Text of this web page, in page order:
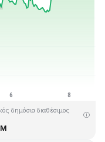
δημόσια διαθέσιμος